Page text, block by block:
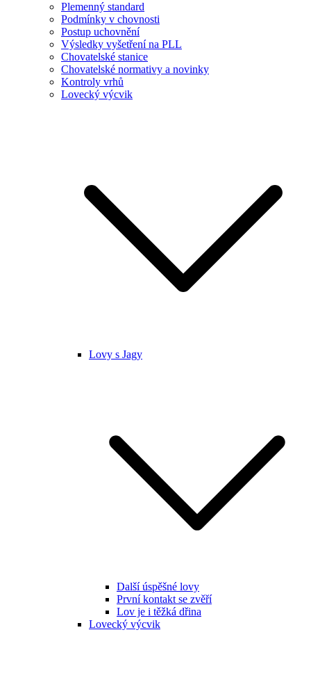
Plemenný standard
Podmínky v chovnosti
Postup uchovnění
Výsledky vyšetření na PLL
Chovatelské stanice
Chovatelské normativy a novinky
Kontroly vrhů
Lovecký výcvik
Lovy s Jagy
Další úspěšné lovy
První kontakt se zvěří
Lov je i těžká dřina
Lovecký výcvik